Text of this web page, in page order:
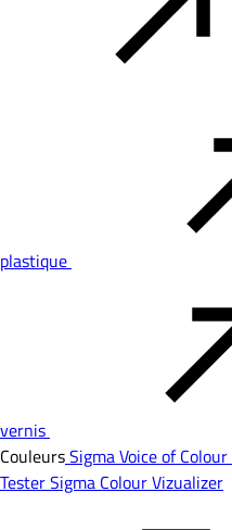
plastique
vernis
CouleursSigma Voice of Colour
TesterSigma Colour Vizualizer